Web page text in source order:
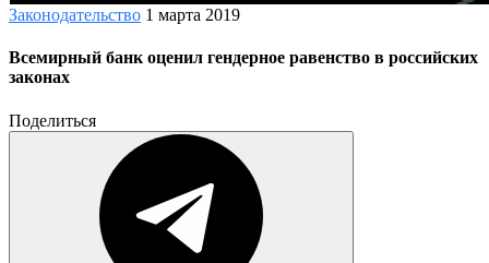
Законодательство 1 марта 2019
Всемирный банк оценил гендерное равенство в российских
законах
Поделиться